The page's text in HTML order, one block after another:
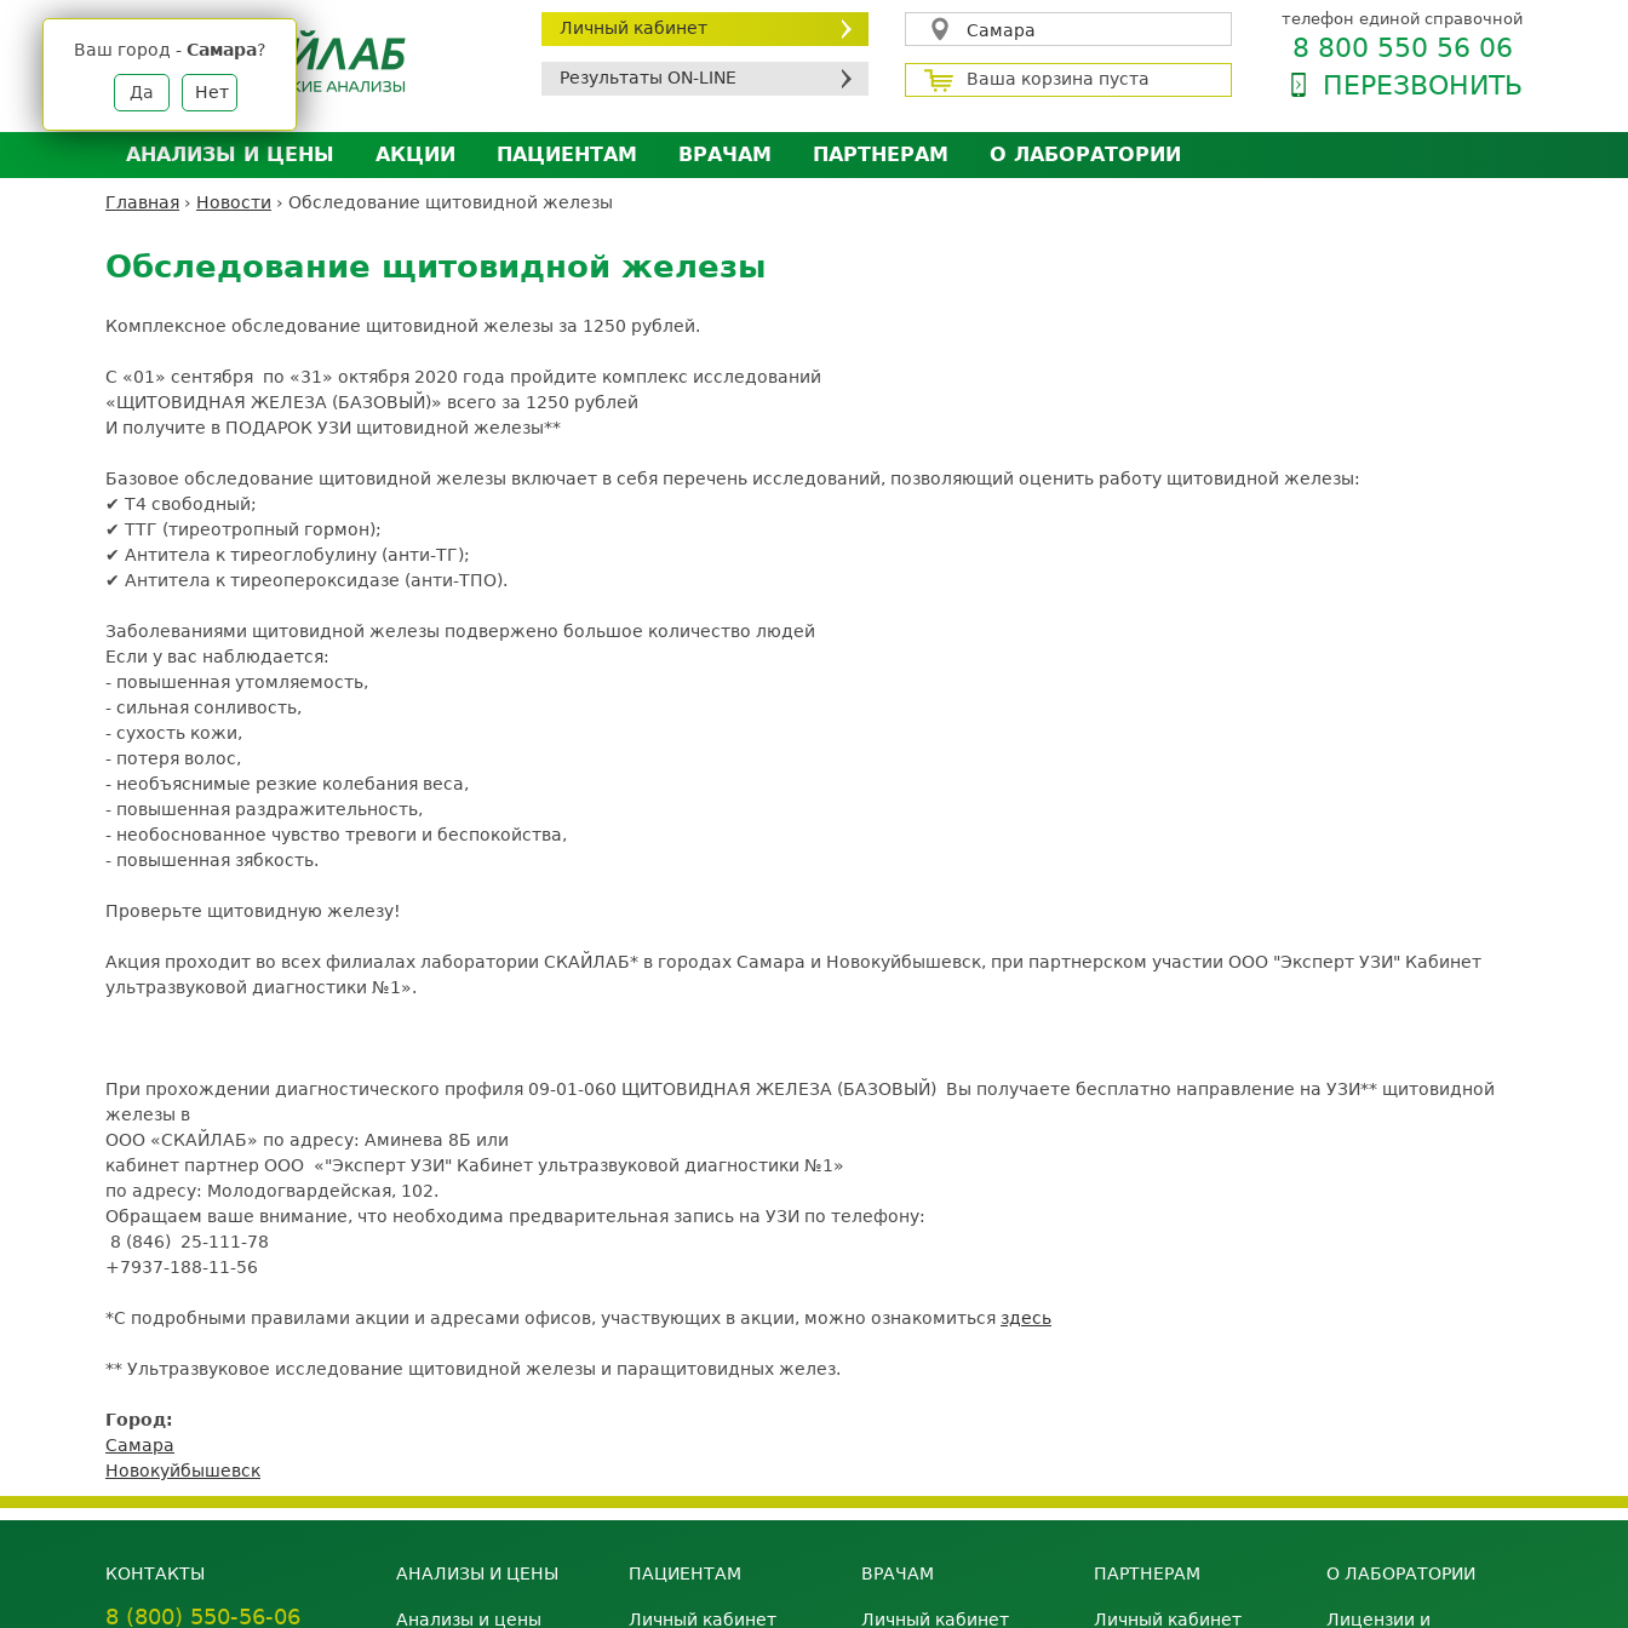
Личный кабинет
Результаты ON-LINE
Самара
Ваш город - Самара?
Да Нет
Ваша корзина пуста
телефон единой справочной
8 800 550 56 06
ПЕРЕЗВОНИТЬ
АНАЛИЗЫ И ЦЕНЫ
Анализы и цены
Выезд на дом
АКЦИИ
ПАЦИЕНТАМ
Личный кабинет пациента
ДМС
Налоговый вычет
ВРАЧАМ
Экскурсия в лабораторию
ПАРТНЕРАМ
О ЛАБОРАТОРИИ
здесь
Главная › Новости › Обследование щитовидной железы
to
top
Обследование щитовидной железы
Комплексное обследование щитовидной железы за 1250 рублей.
С «01» сентября по «31» октября 2020 года пройдите комплекс исследований
«ЩИТОВИДНАЯ ЖЕЛЕЗА (БАЗОВЫЙ)» всего за 1250 рублей
И получите в ПОДАРОК УЗИ щитовидной железы**
Базовое обследование щитовидной железы включает в себя перечень исследований, позволяющий оценить работу щитовидной железы:
✔ Т4 свободный;
✔ ТТГ (тиреотропный гормон);
✔ Антитела к тиреоглобулину (анти-ТГ);
✔ Антитела к тиреопероксидазе (анти-ТПО).
Заболеваниями щитовидной железы подвержено большое количество людей
Если у вас наблюдается:
- повышенная утомляемость,
- сильная сонливость,
- сухость кожи,
- потеря волос,
- необъяснимые резкие колебания веса,
- повышенная раздражительность,
- необоснованное чувство тревоги и беспокойства,
- повышенная зябкость.
Проверьте щитовидную железу!
Акция проходит во всех филиалах лаборатории СКАЙЛАБ* в городах Самара и Новокуйбышевск, при партнерском участии ООО "Эксперт УЗИ" Кабинет
ультразвуковой диагностики №1».
При прохождении диагностического профиля 09-01-060 ЩИТОВИДНАЯ ЖЕЛЕЗА (БАЗОВЫЙ) Вы получаете бесплатно направление на УЗИ** щитовидной
железы в
ООО «СКАЙЛАБ» по адресу: Аминева 8Б или
кабинет партнер ООО «"Эксперт УЗИ" Кабинет ультразвуковой диагностики №1»
по адресу: Молодогвардейская, 102.
Обращаем ваше внимание, что необходима предварительная запись на УЗИ по телефону:
8 (846) 25-111-78
+7937-188-11-56
*С подробными правилами акции и адресами офисов, участвующих в акции, можно ознакомиться здесь
** Ультразвуковое исследование щитовидной железы и паращитовидных желез.
Город:
Самара
Новокуйбышевск
КОНТАКТЫ
8 (800) 550-56-06
АНАЛИЗЫ И ЦЕНЫ
Анализы и цены
ПАЦИЕНТАМ
Личный кабинет
ВРАЧАМ
Личный кабинет
ПАРТНЕРАМ
Личный кабинет
О ЛАБОРАТОРИИ
Лицензии и